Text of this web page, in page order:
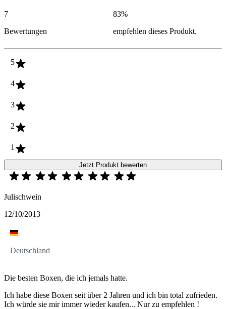
7
Bewertungen
83%
empfehlen dieses Produkt.
5
4
3
2
1
Jetzt Produkt bewerten
Julischwein
12/10/2013
Deutschland
Die besten Boxen, die ich jemals hatte.
Ich habe diese Boxen seit über 2 Jahren und ich bin total zufrieden.
Ich würde sie mir immer wieder kaufen... Nur zu empfehlen !